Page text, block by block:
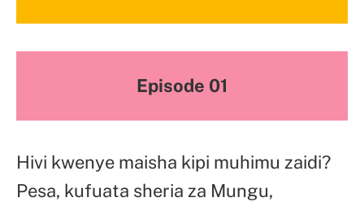
Episode 01
Hivi kwenye maisha kipi muhimu zaidi?
Pesa, kufuata sheria za Mungu,